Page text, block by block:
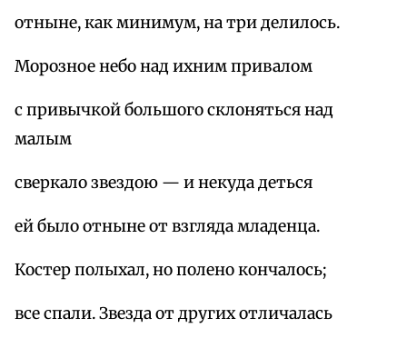
отныне, как минимум, на три делилось.
Морозное небо над ихним привалом
с привычкой большого склоняться над
малым
сверкало звездою — и некуда деться
ей было отныне от взгляда младенца.
Костер полыхал, но полено кончалось;
все спали. Звезда от других отличалась